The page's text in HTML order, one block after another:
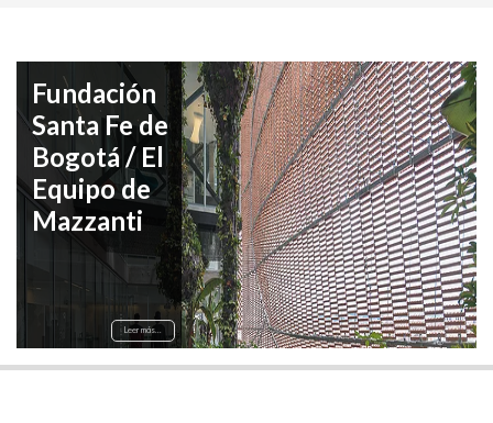
Fundación
Santa Fe de
Bogotá / El
Equipo de
Mazzanti
Leer más...